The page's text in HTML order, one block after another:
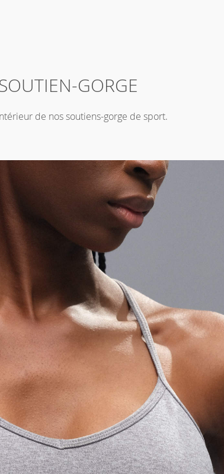
GORGE
de nos soutiens-gorge de sport.